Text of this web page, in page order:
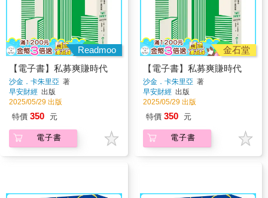
Readmoo
【電子書】私募爽賺時代
沙金．卡朱里亞 著
早安財經 出版
2025/05/29 出版
特價 350 元
電子書
金石堂
【電子書】私募爽賺時代
沙金．卡朱里亞 著
早安財經 出版
2025/05/29 出版
特價 350 元
電子書